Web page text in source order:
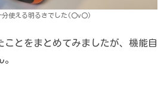
分使える明るさでした(〇v〇)
ことをまとめてみましたが、機能自